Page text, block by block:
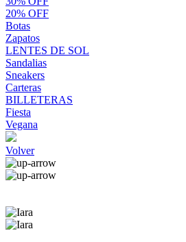
20% OFF
Botas
Zapatos
LENTES DE SOL
Sandalias
Sneakers
Carteras
BILLETERAS
Fiesta
Vegana
Volver